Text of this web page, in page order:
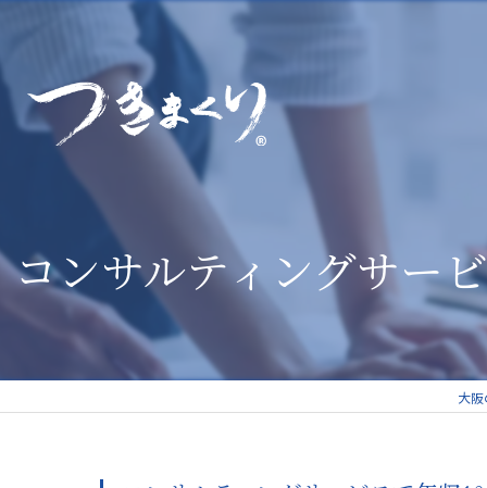
コンサルティングサー
大